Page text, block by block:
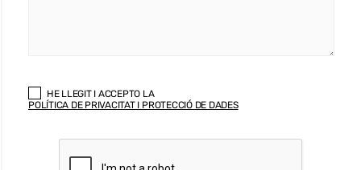
HE LLEGIT I ACCEPTO LA
POLÍTICA DE PRIVACITAT I PROTECCIÓ DE DADES